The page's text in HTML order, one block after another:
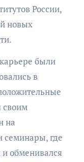
России,
новых
были
в
своим
на
где
и обменивался